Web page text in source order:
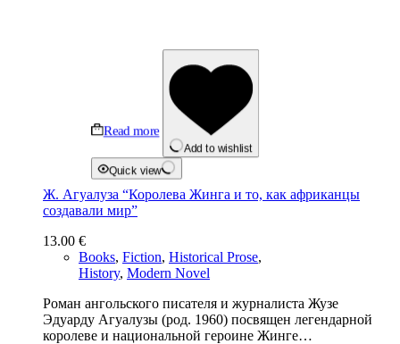
Read more
Add to wishlist
Quick view
Ж. Агуалуза “Королева Жинга и то, как африканцы
создавали мир”
13.00 €
Books, Fiction, Historical Prose,
History, Modern Novel
Роман ангольского писателя и журналиста Жузе
Эдуарду Агуалузы (pод. 1960) посвящен легендарной
королеве и национальной героине Жинге…